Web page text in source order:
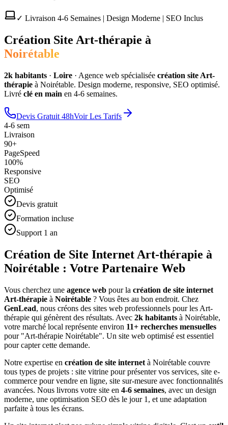
✓ Livraison 4-6 Semaines | Design Moderne | SEO Inclus
Création Site Art-thérapie à
Noirétable
2k habitants · Loire · Agence web spécialisée création site Art-
thérapie à Noirétable. Design moderne, responsive, SEO optimisé.
Livré clé en main en 4-6 semaines.
Devis Gratuit 48hVoir Les Tarifs
4-6 sem
Livraison
90+
PageSpeed
100%
Responsive
SEO
Optimisé
Devis gratuit
Formation incluse
Support 1 an
Création de Site Internet Art-thérapie à
Noirétable : Votre Partenaire Web
Vous cherchez une agence web pour la création de site internet
Art-thérapie à Noirétable ? Vous êtes au bon endroit. Chez
GenLead, nous créons des sites web professionnels pour les Art-
thérapie qui génèrent des résultats. Avec 2k habitants à Noirétable,
votre marché local représente environ 11+ recherches mensuelles
pour "Art-thérapie Noirétable". Un site web optimisé est essentiel
pour capter cette demande.
Notre expertise en création de site internet à Noirétable couvre
tous types de projets : site vitrine pour présenter vos services, site e-
commerce pour vendre en ligne, site sur-mesure avec fonctionnalités
avancées. Nous livrons votre site en 4-6 semaines, avec un design
moderne, une optimisation SEO dès le jour 1, et une adaptation
parfaite à tous les écrans.